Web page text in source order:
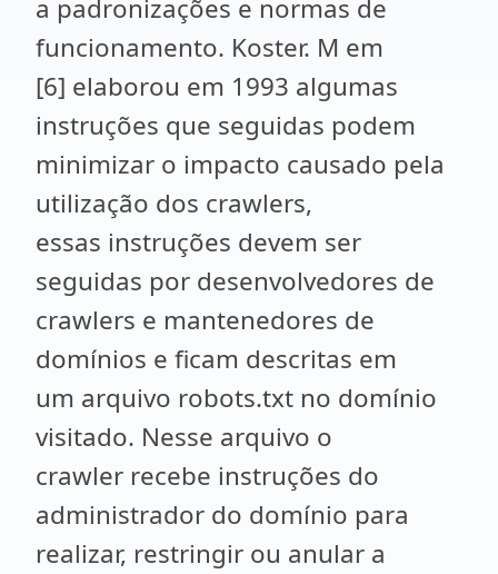
a padronizações e normas de
funcionamento. Koster. M em
[6] elaborou em 1993 algumas
instruções que seguidas podem
minimizar o impacto causado pela
utilização dos crawlers,
essas instruções devem ser
seguidas por desenvolvedores de
crawlers e mantenedores de
domínios e ficam descritas em
um arquivo robots.txt no domínio
visitado. Nesse arquivo o
crawler recebe instruções do
administrador do domínio para
realizar, restringir ou anular a